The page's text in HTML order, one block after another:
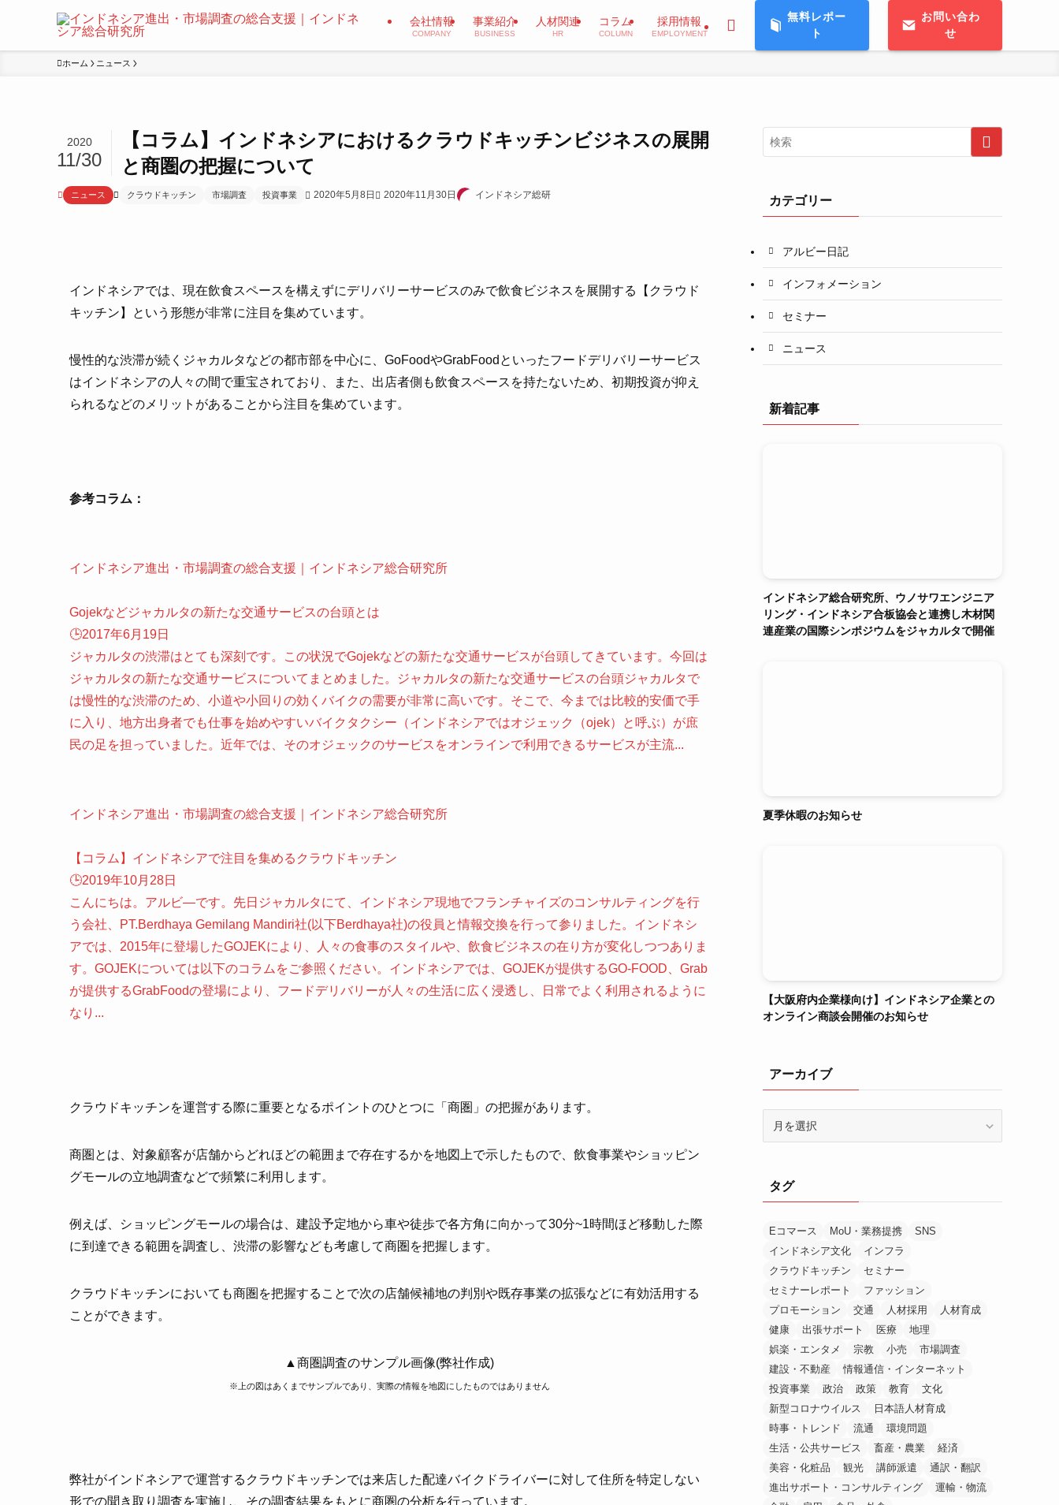
会社情報
COMPANY
事業紹介
BUSINESS
人材関連
HR
コラム
COLUMN
採用情報
EMPLOYMENT
無料レポー
ト
お問い合わ
せ
ホーム ニュース
【コラム】インドネシアにおけるクラウドキッチンビジネスの展開
と商圏の把握について
2020
11/30
ニュース クラウドキッチン 市場調査 投資事業 2020年5月8日 2020年11月30日 インドネシア総研
インドネシアでは、現在飲食スペースを構えずにデリバリーサービスのみで飲食ビジネスを展開する【クラウド
キッチン】という形態が非常に注目を集めています。
慢性的な渋滞が続くジャカルタなどの都市部を中心に、GoFoodやGrabFoodといったフードデリバリーサービス
はインドネシアの人々の間で重宝されており、また、出店者側も飲食スペースを持たないため、初期投資が抑え
られるなどのメリットがあることから注目を集めています。
参考コラム：
インドネシア進出・市場調査の総合支援｜インドネシア総合研究所
Gojekなどジャカルタの新たな交通サービスの台頭とは
🕒️2017年6月19日
ジャカルタの渋滞はとても深刻です。この状況でGojekなどの新たな交通サービスが台頭してきています。今回は
ジャカルタの新たな交通サービスについてまとめました。ジャカルタの新たな交通サービスの台頭ジャカルタで
は慢性的な渋滞のため、小道や小回りの効くバイクの需要が非常に高いです。そこで、今までは比較的安価で手
に入り、地方出身者でも仕事を始めやすいバイクタクシー（インドネシアではオジェック（ojek）と呼ぶ）が庶
民の足を担っていました。近年では、そのオジェックのサービスをオンラインで利用できるサービスが主流...
インドネシア進出・市場調査の総合支援｜インドネシア総合研究所
【コラム】インドネシアで注目を集めるクラウドキッチン
🕒️2019年10月28日
こんにちは。アルビ―です。先日ジャカルタにて、インドネシア現地でフランチャイズのコンサルティングを行
う会社、PT.Berdhaya Gemilang Mandiri社(以下Berdhaya社)の役員と情報交換を行って参りました。インドネシ
アでは、2015年に登場したGOJEKにより、人々の食事のスタイルや、飲食ビジネスの在り方が変化しつつありま
す。GOJEKについては以下のコラムをご参照ください。インドネシアでは、GOJEKが提供するGO-FOOD、Grab
が提供するGrabFoodの登場により、フードデリバリーが人々の生活に広く浸透し、日常でよく利用されるように
なり...
クラウドキッチンを運営する際に重要となるポイントのひとつに「商圏」の把握があります。
商圏とは、対象顧客が店舗からどれほどの範囲まで存在するかを地図上で示したもので、飲食事業やショッピン
グモールの立地調査などで頻繁に利用します。
例えば、ショッピングモールの場合は、建設予定地から車や徒歩で各方角に向かって30分~1時間ほど移動した際
に到達できる範囲を調査し、渋滞の影響なども考慮して商圏を把握します。
クラウドキッチンにおいても商圏を把握することで次の店舗候補地の判別や既存事業の拡張などに有効活用する
ことができます。
▲商圏調査のサンプル画像(弊社作成)
※上の図はあくまでサンプルであり、実際の情報を地図にしたものではありません
弊社がインドネシアで運営するクラウドキッチンでは来店した配達バイクドライバーに対して住所を特定しない
形での聞き取り調査を実施し、その調査結果をもとに商圏の分析を行っています。
カテゴリー
アルビー日記
インフォメーション
セミナー
ニュース
新着記事
インドネシア総合研究所、ウノサワエンジニア
リング・インドネシア合板協会と連携し木材関
連産業の国際シンポジウムをジャカルタで開催
夏季休暇のお知らせ
【大阪府内企業様向け】インドネシア企業との
オンライン商談会開催のお知らせ
アーカイブ
ブタグ
Eコマース MoU・業務提携
SNS
インドネシア文化
インフラ
クラウドキッチン
セミナー
セミナーレポート
ファッション
プロモーション
交通 人材採用
人材育成
健康
出張サポート 医療
地理
娯楽・エンタメ
宗教 小売
市場調査
建設・不動産
情報通信・インターネット
投資事業
政治 政策 教育
文化
新型コロナウイルス
日本語人材育成
時事・トレンド
流通
環境問題
生活・公共サービス
畜産・農業
経済
美容・化粧品
観光 講師派遣
通訳・翻訳
進出サポート・コンサルティング
運輸・物流